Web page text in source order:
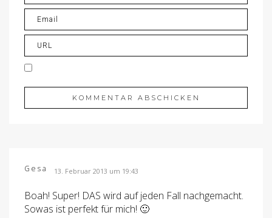
Gesa 13. Februar 2013 um 19:43
Boah! Super! DAS wird auf jeden Fall nachgemacht.
Sowas ist perfekt für mich! 🙂